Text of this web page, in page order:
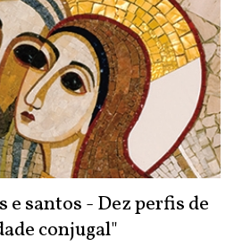
e santos - Dez perfis de
conjugal"